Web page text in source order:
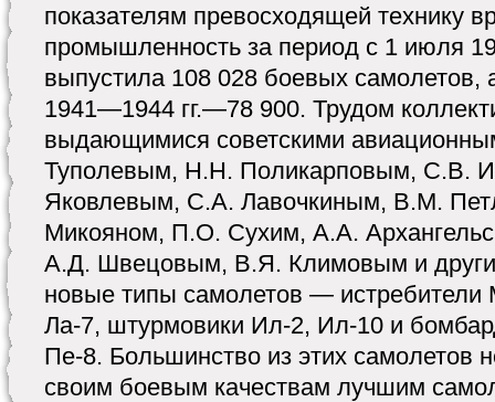
показателям превосходящей технику
промышленность за период с 1 июля
выпустила 108 028 боевых самолетов,
1941—1944 гг.—78 900. Трудом
выдающимися советскими
Туполевым, Н.Н. Поликарповым, С.В.
Яковлевым, С.А. Лавочкиным, В.М.
Микояном, П.О. Сухим, А.А.
А.Д. Швецовым, В.Я. Климовым и
новые типы самолетов —
Ла-7, штурмовики Ил-2, Ил-10 и
Пе-8. Большинство из этих самолетов
своим боевым качествам лучшим